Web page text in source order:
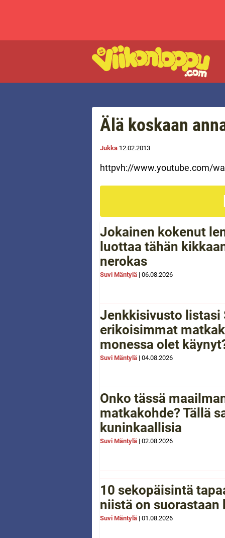
Älä koskaan
Jukka 12.02.2013
httpvh://www.youtube.com/
Jokainen kokenut
luottaa tähän
nerokas
Suvi Mäntylä | 06.08.2026
Jenkkisivusto listasi
erikoisimmat
monessa olet
Suvi Mäntylä | 04.08.2026
Onko tässä
matkakohde? Tällä
kuninkaallisia
Suvi Mäntylä | 02.08.2026
10 sekopäisintä
niistä on suorastaan
Suvi Mäntylä | 01.08.2026